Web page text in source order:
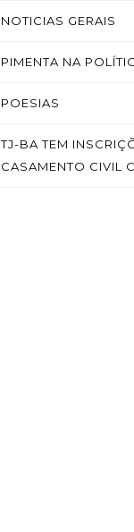
NOTICIAS GERAIS
PIMENTA NA
POESIAS
TJ-BA TEM
CASAMENTO CIVIL